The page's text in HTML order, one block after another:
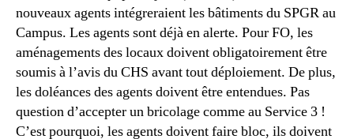
nouveaux agents intégreraient les bâtiments du SPGR au
Campus. Les agents sont déjà en alerte. Pour FO, les
aménagements des locaux doivent obligatoirement être
soumis à l’avis du CHS avant tout déploiement. De plus,
les doléances des agents doivent être entendues. Pas
question d’accepter un bricolage comme au Service 3 !
C’est pourquoi, les agents doivent faire bloc, ils doivent